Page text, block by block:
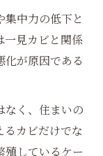
集中力の低下と
一見カビと関係
が原因である
なく、住まいの
カビだけでな
殖しているケー